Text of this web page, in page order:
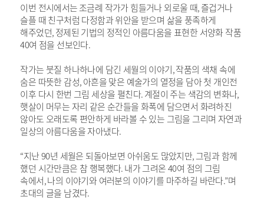
이번 전시에서는조금례 작가가 힘들거나 외로울 때,즐겁거나
슬플 때 친구처럼 다정함과 위안을 받으며 삶을 풍족하게
해주었던,정제된 기법의 정적인 아름다움을 표현한 서양화 작품
40여 점을 선보인다.
작가는 붓질 하나하나에 담긴 세월의 이야기,작품의 색채 속에
숨은 따뜻한 감성,아흔을 맞은 예술가의 열정을 담아 첫 개인전
이후 다시 한번 그림 세상을 펼친다.계절이 주는 색감의 변화나,
햇살이 머무는 자리 같은 순간들을 화폭에 담으면서 화려하진
않아도 오래도록 편안하게 바라볼 수 있는 그림을 그리며 자연과
일상의 아름다움을 자아냈다.
“지난90년 세월은 되돌아보면 아쉬움도 많았지만,그림과 함께
했던 시간만큼은 참 행복했다.내가 그려온40여 점의 그림
속에서,나의 이야기와 여러분의 이야기를 마주하길 바란다.”며
초대의 글을 남겼다.